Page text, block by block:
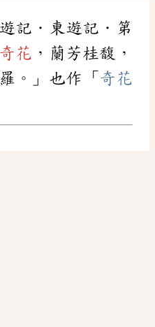
記．東遊記．第
花 ，蘭芳桂馥，
。」也作「 奇花